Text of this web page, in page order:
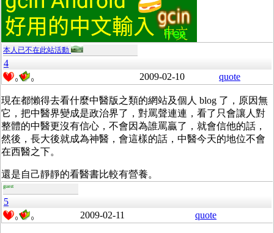
本人已不在此站活動
4
0 0 2009-02-10 quote
現在都懶得去看什麼中醫版之類的網站及個人 blog 了，原因無
它，把中醫界變成是政治界了，對罵聲連連，看了只會讓人對
整體的中醫更沒有信心，不會因為誰罵贏了，就會信他的話，
然後，長大後就成為神醫，會這樣的話，中醫今天的地位不會
在西醫之下。
還是自己靜靜的看醫書比較有營養。
guest
5
0 0 2009-02-11 quote